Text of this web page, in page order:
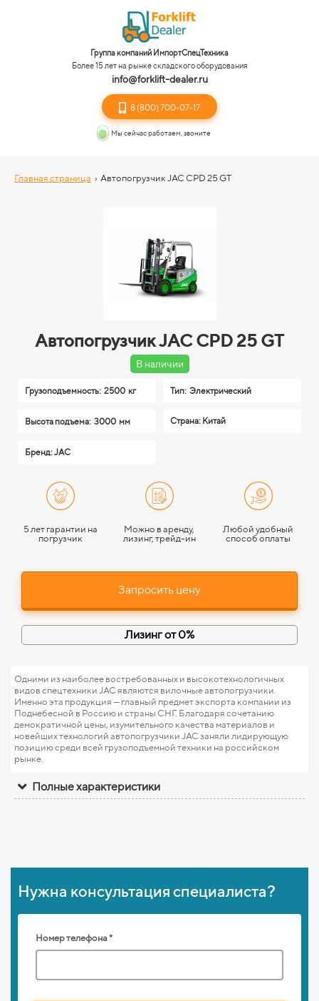
Группа компаний ИмпортСпецТехника
Более 15 лет на рынке складского оборудования
info@forklift-dealer.ru
8 (800) 700-07-17
Мы сейчас работаем, звоните
Главная страница › Автопогрузчик JAC CPD 25 GT
Автопогрузчик JAC CPD 25 GT
В наличии
Грузоподъемность: 2500 кг Тип: Электрический
Высота подъема: 3000 мм Страна: Китай
Бренд: JAC
5 лет гарантии на
погрузчик
Можно в аренду,
лизинг, трейд-ин
Любой удобный
способ оплаты
Запросить цену
Лизинг от 0%
Одними из наиболее востребованных и высокотехнологичных
видов спецтехники JAC являются вилочные автопогрузчики.
Именно эта продукция — главный предмет экспорта компании из
Поднебесной в Россию и страны СНГ. Благодаря сочетанию
демократичной цены, изумительного качества материалов и
новейших технологий автопогрузчики JAC заняли лидирующую
позицию среди всей грузоподъемной техники на российском
рынке.
Полные характеристики
Нужна консультация специалиста?
Номер телефона *